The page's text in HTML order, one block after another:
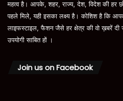
महत्व है। आपके, शहर, राज्य, देश, विदेश की हर
पहले मिले, यही इसका लक्ष्य है। कोशिश है कि
लाइफस्टाइल, फैशन जैसे हर क्षेत्र की वो ख़बरें
उपयोगी साबित हों ।
Join us on Facebook